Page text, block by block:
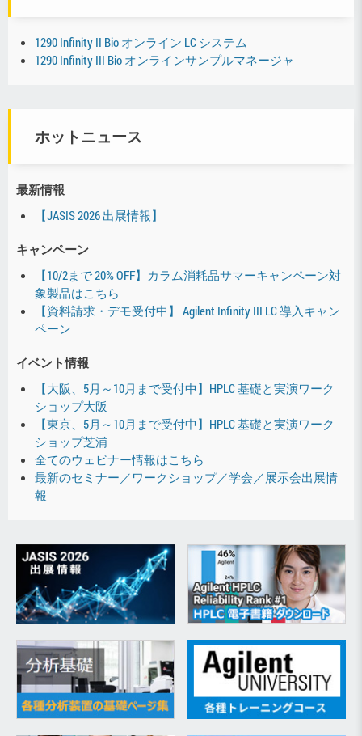
1290 Infinity II Bio オンライン LC システム
1290 Infinity III Bio オンラインサンプルマネージャ
ホットニュース
最新情報
【JASIS 2026 出展情報】
キャンペーン
【10/2まで 20% OFF】カラム消耗品サマーキャンペーン対
象製品はこちら
【資料請求・デモ受付中】 Agilent Infinity III LC 導入キャン
ペーン
イベント情報
【大阪、5月～10月まで受付中】HPLC 基礎と実演ワーク
ショップ大阪
【東京、5月～10月まで受付中】HPLC 基礎と実演ワーク
ショップ芝浦
全てのウェビナー情報はこちら
最新のセミナー／ワークショップ／学会／展示会出展情
報